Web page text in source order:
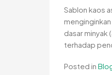
Sablon kaos
dasar minyak
terhadap
Posted in